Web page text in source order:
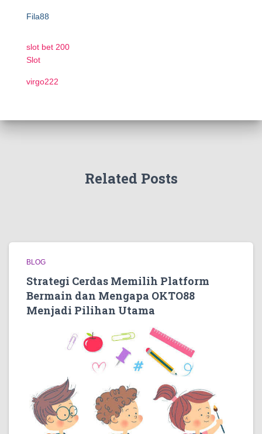
Fila88
slot bet 200
Slot
virgo222
Related Posts
BLOG
Strategi Cerdas Memilih Platform
Bermain dan Mengapa OKTO88
Menjadi Pilihan Utama